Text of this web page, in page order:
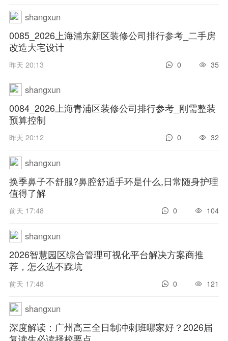
shangxun
0085_2026上海浦东新区装修公司排行参考_二手房
改造大宅设计
昨天 20:13 35
0
shangxun
0084_2026上海青浦区装修公司排行参考_刚需整装
预算控制
昨天 20:12 32
0
shangxun
换季鼻子不舒服?鼻腔舒适手环是什么,日常随身护理
值得了解
前天 17:48 104
0
shangxun
2026智慧园区综合管理可视化平台解决方案商推
荐，怎么选不踩坑
前天 17:48 121
0
shangxun
深度解读：广州高三全日制冲刺班哪家好？2026届